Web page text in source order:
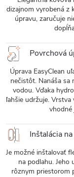
dizajnom vyrobená z
úpravu, zaručuje
Povrchová
Úprava EasyClean
nečistôt. Nanáša
vodou. Vďaka
ľahšie udržuje.
vhodné
Inštalácia
Je možné inštalovať
na podlahu. Jeho
rôznym priestorom